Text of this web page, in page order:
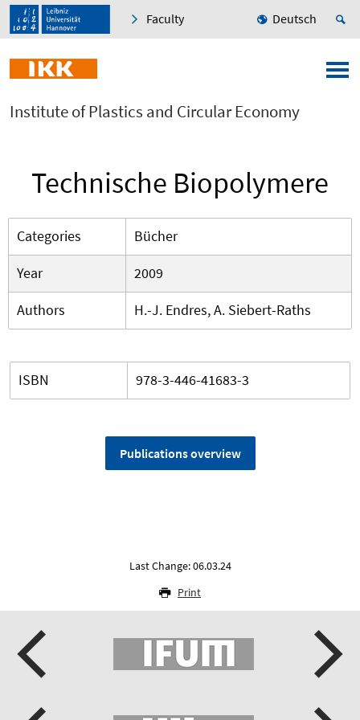
Faculty Deutsch
Institute of Plastics and Circular Economy
Technische Biopolymere
Categories
Bücher
Year
2009
Authors
H.-J. Endres, A. Siebert-Raths
ISBN 978-3-446-41683-3
Publications overview
Last Change: 06.03.24
Print